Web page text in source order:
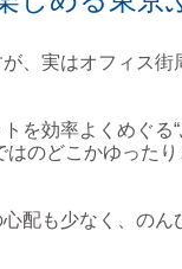
、実はオフィス街
を効率よくめぐる“
のどこかゆった
配も少なく、のん